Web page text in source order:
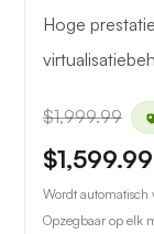
Hoge
$1,999.99
$1,599.99
Wordt
Opzegbaar op elk